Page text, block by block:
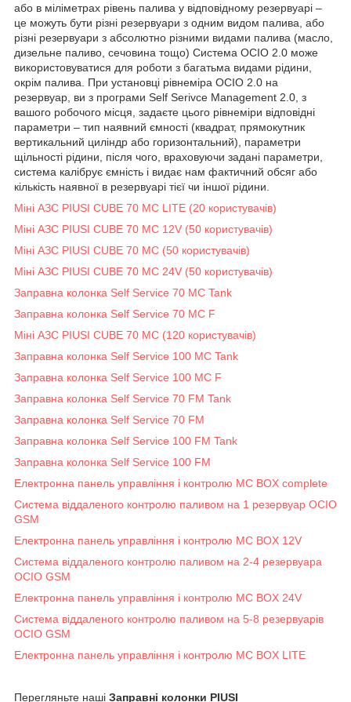
або в міліметрах рівень палива у відповідному резервуарі –
це можуть бути різні резервуари з одним видом палива, або
різні резервуари з абсолютно різними видами палива (масло,
дизельне паливо, сечовина тощо) Система OCIO 2.0 може
використовуватися для роботи з багатьма видами рідини,
окрім палива. При установці рівнеміра OCIO 2.0 на
резервуар, ви з програми Self Serivce Management 2.0, з
вашого робочого місця, задаєте цього рівнеміри відповідні
параметри – тип наявний ємності (квадрат, прямокутник
вертикальний циліндр або горизонтальний), параметри
щільності рідини, після чого, враховуючи задані параметри,
система калібрує ємність і видає нам фактичний обсяг або
кількість наявної в резервуарі тієї чи іншої рідини.
Міні АЗС PIUSI CUBE 70 MC LITE (20 користувачів)
Міні АЗС PIUSI CUBE 70 MC 12V (50 користувачів)
Міні АЗС PIUSI CUBE 70 MC (50 користувачів)
Міні АЗС PIUSI CUBE 70 MC 24V (50 користувачів)
Заправна колонка Self Service 70 MC Tank
Заправна колонка Self Service 70 MC F
Міні АЗС PIUSI CUBE 70 MC (120 користувачів)
Заправна колонка Self Service 100 MC Tank
Заправна колонка Self Service 100 MC F
Заправна колонка Self Service 70 FM Tank
Заправна колонка Self Service 70 FM
Заправна колонка Self Service 100 FM Tank
Заправна колонка Self Service 100 FM
Електронна панель управління і контролю MC BOX complete
Система віддаленого контролю паливом на 1 резервуар OCIO
GSM
Електронна панель управління і контролю MC BOX 12V
Система віддаленого контролю паливом на 2-4 резервуара
OCIO GSM
Електронна панель управління і контролю MC BOX 24V
Система віддаленого контролю паливом на 5-8 резервуарів
OCIO GSM
Електронна панель управління і контролю MC BOX LITE
Перегляньте наші Заправні колонки PIUSI